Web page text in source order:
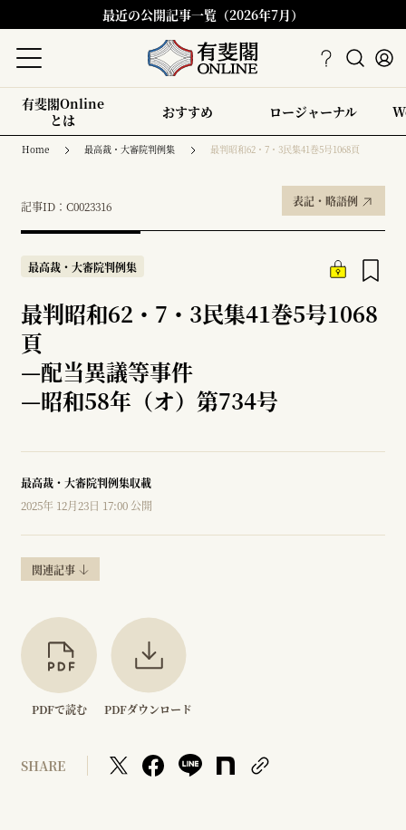
最近の公開記事一覧（2026年7月）
有斐閣Online
とは
おすすめ ロージャーナル
Home 最高裁・大審院判例集 最判昭和62・7・3民集41巻5号1068頁
記事ID：C0023316 表記・略語例
最高裁・大審院判例集
最判昭和62・7・3民集41巻5号1068
頁
—配当異議等事件
—昭和58年（オ）第734号
最高裁・大審院判例集収載
2025年 12月23日 17:00 公開
関連記事
PDFで読む PDFダウンロード
SHARE